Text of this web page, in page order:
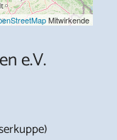
Mitwirkende
e.V.